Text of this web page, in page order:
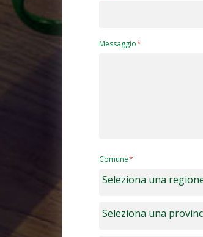
Messaggio
Comune